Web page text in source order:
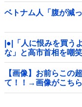
ベトナム人「腹が減
|●|「人に恨みを買う
な」と高市首相を嘲
ケチを付けるも……
【画像】お前らこの
て！！→画像がこち